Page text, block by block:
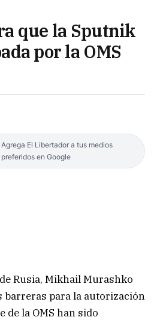
que la Sputnik
por la OMS
Agrega El Libertador a tus medios
preferidos en Google
Rusia, Mikhail Murashko
barreras para la autorización
de la OMS han sido